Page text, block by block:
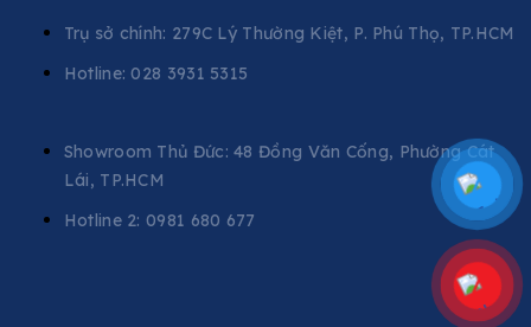
Trụ sở chính: 279C Lý Thường Kiệt, P. Phú Thọ, TP.HCM
Hotline: 028 3931 5315
Showroom Thủ Đức: 48 Đồng Văn Cống, Phường Cát
Lái, TP.HCM
Hotline 2:0981 680 677